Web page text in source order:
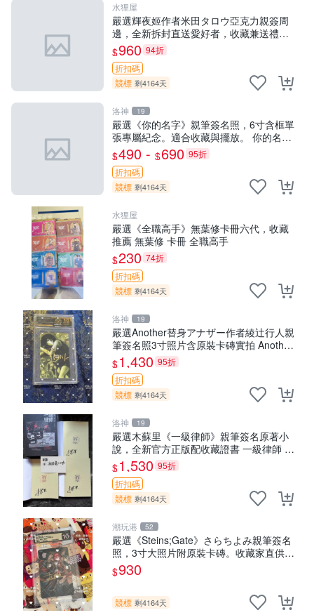
水狸屋
嚴選輝夜姬作者米田タロウ亞克力親簽周
邊，全新拆封直送愛好者，收藏兼送禮皆
宜，專業包裝防損！限量到貨。 輝夜姬 米
田タロウ 亞克力
$960 94折
折扣碼
競標 剩4164天
洛神 19
嚴選《你的名字》親筆簽名照，6寸含框單
張專屬紀念。適合收藏與擺放。 你的名字
簽名照 紀念照 單張
$490 - $690 95折
折扣碼
競標 剩4164天
水狸屋
嚴選《全職高手》無葉修卡冊六代，收藏
推薦 無葉修 卡冊 全職高手
$230 74折
折扣碼
競標 剩4164天
洛神 19
嚴選Another替身アナザー作者綾辻行人親
筆簽名照3寸照片含原裝卡磚實拍 Another
替身 アナザー 作者 簽名 照片 卡磚 實物
$1,430 95折
折扣碼
競標 剩4164天
洛神 19
嚴選木蘇里《一級律師》親筆簽名原著小
說，全新官方正版配收藏證書 一級律師 規
格 數字漫畫 周邊品
$1,530 95折
折扣碼
競標 剩4164天
潮玩港 52
嚴選《Steins;Gate》さらちよみ親筆簽名
照，3寸大照片附原裝卡磚。收藏家直供，
限量珍藏。 さらちよmi 作者 簽名照
Steins;Gate 著
$930
競標 剩4164天